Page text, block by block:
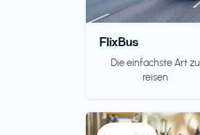
FlixBus
Die einfachste Art zu
reisen